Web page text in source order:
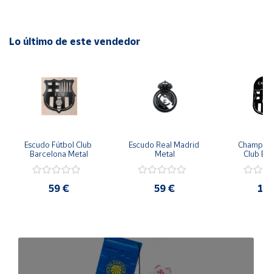
Embalaje protegido
Lo último de este vendedor
Escudo Fútbol Club
Barcelona Metal
59 €
Escudo Real Madrid
Metal
59 €
Club